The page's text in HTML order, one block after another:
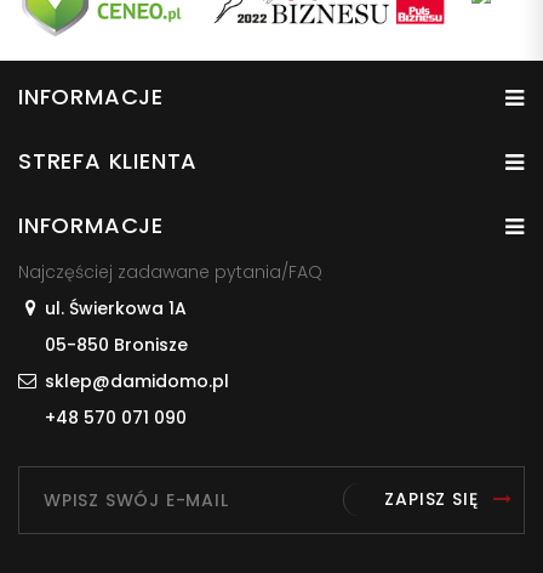
INFORMACJE
STREFA KLIENTA
INFORMACJE
Najczęściej zadawane pytania/FAQ
ul. Świerkowa 1A
05-850 Bronisze
sklep@damidomo.pl
+48 570 071 090
ZAPISZ SIĘ